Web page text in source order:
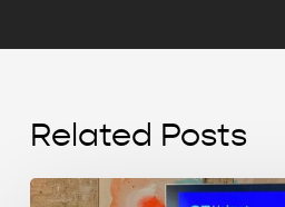
Related Posts
Start-